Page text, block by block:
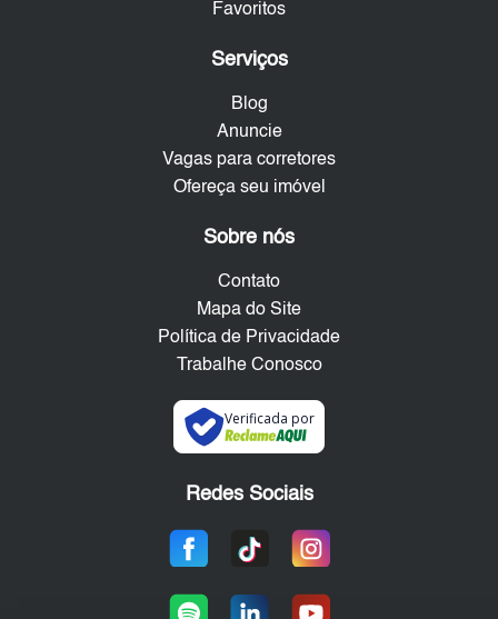
Favoritos
Serviços
Blog
Anuncie
Vagas para corretores
Ofereça seu imóvel
Sobre nós
Contato
Mapa do Site
Política de Privacidade
Trabalhe Conosco
Verificada por
Redes Sociais